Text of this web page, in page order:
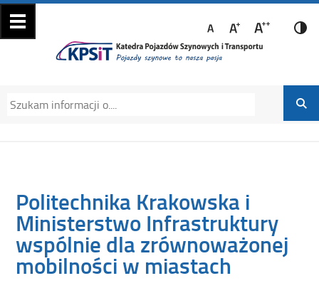
Katedra Pojazdów
Szynowych i
Transportu
Katedra Pojazdów Szynowych i Transportu
Politechniki Krakowskiej na Wydziale
Mechanicznym
Politechnika Krakowska i
Ministerstwo Infrastruktury
wspólnie dla zrównoważonej
mobilności w miastach